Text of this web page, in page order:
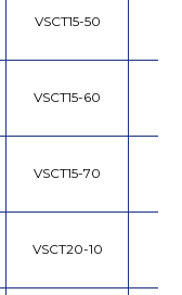
VSCT15-50
VSCT15-60
VSCT15-70
VSCT20-10